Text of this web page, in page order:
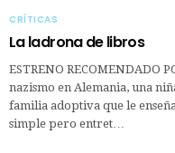
CRÍTICAS
La ladrona de libros
ESTRENO RECOMENDADO
nazismo en Alemania, una
familia adoptiva que le
simple pero entret…